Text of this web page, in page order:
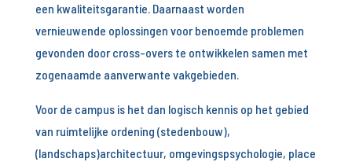
een kwaliteitsgarantie. Daarnaast worden
vernieuwende oplossingen voor benoemde problemen
gevonden door cross-overs te ontwikkelen samen met
zogenaamde aanverwante vakgebieden.
Voor de campus is het dan logisch kennis op het gebied
van ruimtelijke ordening (stedenbouw),
(landschaps)architectuur, omgevingspsychologie, place